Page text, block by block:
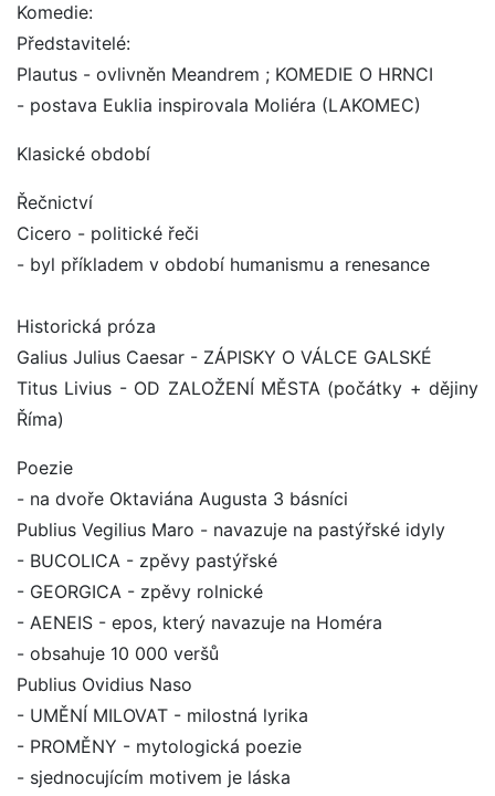
Komedie:
Představitelé:
Plautus - ovlivněn Meandrem ; KOMEDIE O HRNCI
- postava Euklia inspirovala Moliéra (LAKOMEC)
Klasické období
Řečnictví
Cicero - politické řeči
- byl příkladem v období humanismu a renesance
Historická próza
Galius Julius Caesar - ZÁPISKY O VÁLCE GALSKÉ
Titus Livius - OD ZALOŽENÍ MĚSTA (počátky + dějiny
Říma)
Poezie
- na dvoře Oktaviána Augusta 3 básníci
Publius Vegilius Maro - navazuje na pastýřské idyly
- BUCOLICA - zpěvy pastýřské
- GEORGICA - zpěvy rolnické
- AENEIS - epos, který navazuje na Homéra
- obsahuje 10 000 veršů
Publius Ovidius Naso
- UMĚNÍ MILOVAT - milostná lyrika
- PROMĚNY - mytologická poezie
- sjednocujícím motivem je láska